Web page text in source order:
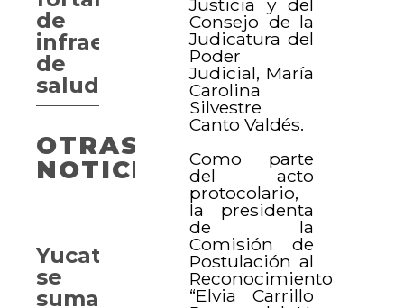
Consejo de la
Judicatura del
Poder
Judicial, María
Carolina
Silvestre
Canto Valdés.
Como parte
del acto
protocolario,
la presidenta
de la
Comisión de
Postulación al
Reconocimiento
“Elvia Carrillo
de
infraestructura
de
salud
OTRAS
NOTICIAS
Yucatán
se
suma